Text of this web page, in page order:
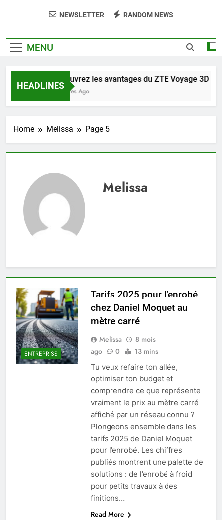
NEWSLETTER RANDOM NEWS
MENU
HEADLINES
Découvrez les avantages du ZTE Voyage 3D
4 Heures Ago
Home Melissa Page 5
Melissa
ENTREPRISE
Tarifs 2025 pour l’enrobé
chez Daniel Moquet au
mètre carré
Melissa
8 mois
ago
0 13 mins
Tu veux refaire ton allée,
optimiser ton budget et
comprendre ce que représente
vraiment le prix au mètre carré
affiché par un réseau connu ?
Plongeons ensemble dans les
tarifs 2025 de Daniel Moquet
pour l’enrobé. Les chiffres
publiés montrent une palette de
solutions : de l’enrobé à froid
pour petits travaux à des
finitions…
Read More